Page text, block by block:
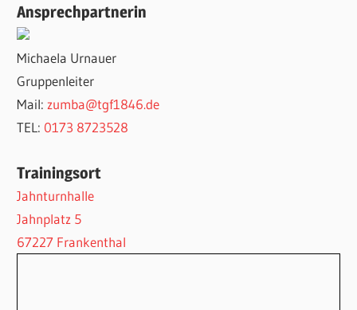
Ansprechpartnerin
Michaela Urnauer
Gruppenleiter
Mail: zumba@tgf1846.de
TEL: ‭0173 8723528
Trainingsort
Jahnturnhalle
Jahnplatz 5
67227 Frankenthal